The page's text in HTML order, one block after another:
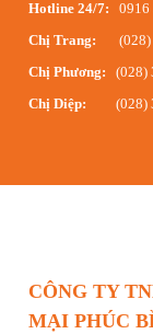
Hotline 24/7:
0916
Chị Trang:
Chị Phương:
(028)
Chị Diệp:
(028)
CÔNG TY
MẠI PHÚC